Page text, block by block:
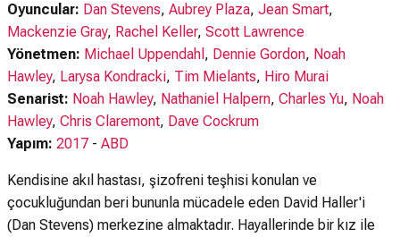
Oyuncular: Dan Stevens, Aubrey Plaza, Jean Smart,
Mackenzie Gray, Rachel Keller, Scott Lawrence
Yönetmen: Michael Uppendahl , Dennie Gordon, Noah
Hawley, Larysa Kondracki, Tim Mielants, Hiro Murai
Senarist: Noah Hawley, Nathaniel Halpern, Charles Yu, Noah
Hawley, Chris Claremont, Dave Cockrum
Yapım: 2017 - ABD
Kendisine akıl hastası, şizofreni teşhisi konulan ve
çocukluğundan beri bununla mücadele eden David Haller'i
(Dan Stevens) merkezine almaktadır. Hayallerinde bir kız ile